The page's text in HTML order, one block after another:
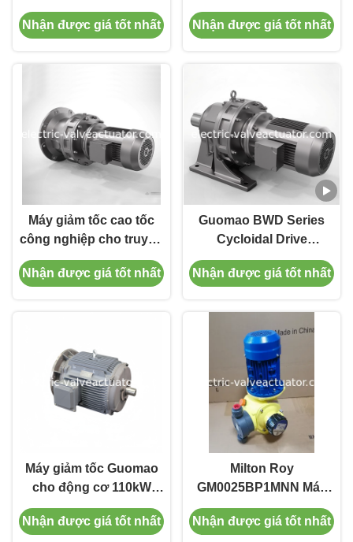
GK Giải pháp truyền tải
công nghiệp chính xác
Nhận được giá tốt nhất
GR | Giải pháp truyền
động mô-men xoắn cao
Nhận được giá tốt nhất
Máy giảm tốc cao tốc
công nghiệp cho truyền
tải đáng tin cậy
Nhận được giá tốt nhất
Guomao BWD Series
Cycloidal Drive
Reducer.
Nhận được giá tốt nhất
Máy giảm tốc Guomao
cho động cơ 110kW
150HP Ứng giải hộp số
công nghiệp
Nhận được giá tốt nhất
Milton Roy
GM0025BP1MNN Máy
bơm đo đạc phân sạc
50/60Hz Máy bơm liều
Nhận được giá tốt nhất